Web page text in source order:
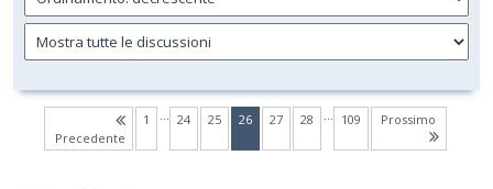
Precedente
1 … 24 25 26(current)
27 28 … 109 Prossimo